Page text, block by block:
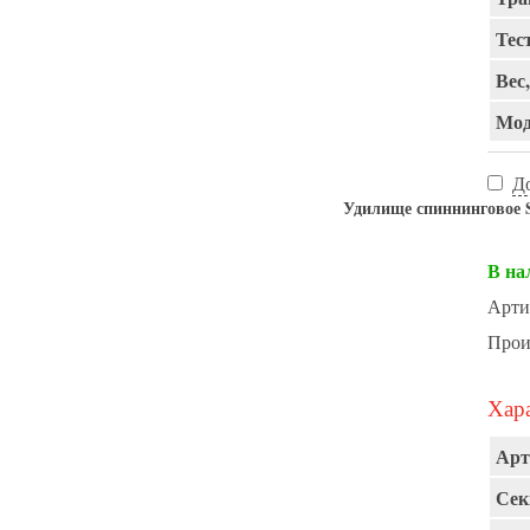
Удилище спиннинговое
В